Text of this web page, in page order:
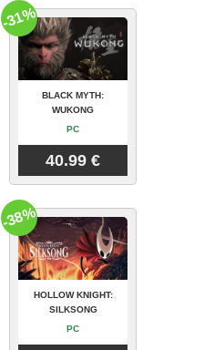
BLACK MYTH:
WUKONG
PC
40.99 €
-31%
HOLLOW KNIGHT:
SILKSONG
PC
-38%